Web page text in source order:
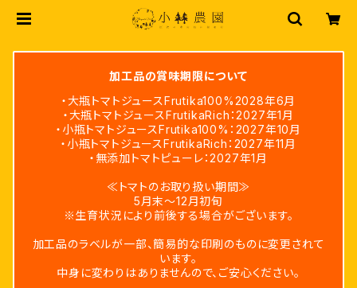
加工品の賞味期限について
・大瓶トマトジュースFrutika100%2028年6月
・大瓶トマトジュースFrutikaRich：2027年1月
・小瓶トマトジュースFrutika100%：2027年10月
・小瓶トマトジュースFrutikaRich：2027年11月
・無添加トマトピューレ：2027年1月
≪トマトのお取り扱い期間≫
5月末～12月初旬
※生育状況により前後する場合がございます。
加工品のラベルが一部、簡易的な印刷のものに変更されて
います。
中身に変わりはありませんので、ご安心ください。